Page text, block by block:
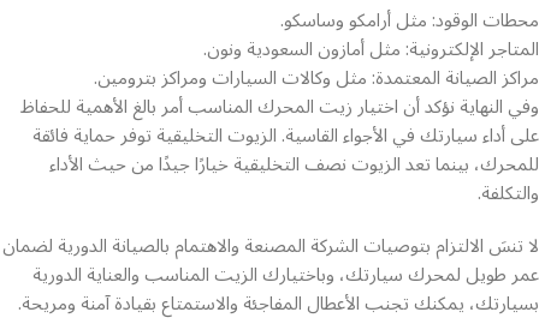
محطات الوقود: مثل أرامكو وساسكو.
المتاجر الإلكترونية: مثل أمازون السعودية ونون.
مراكز الصيانة المعتمدة: مثل وكالات السيارات ومراكز بترومين.
وفي النهاية نؤكد أن اختيار زيت المحرك المناسب أمر بالغ الأهمية للحفاظ
على أداء سيارتك في الأجواء القاسية. الزيوت التخليقية توفر حماية فائقة
للمحرك، بينما تعد الزيوت نصف التخليقية خيارًا جيدًا من حيث الأداء
والتكلفة.
لا تنسَ الالتزام بتوصيات الشركة المصنعة والاهتمام بالصيانة الدورية لضمان
عمر طويل لمحرك سيارتك، وباختيارك الزيت المناسب والعناية الدورية
بسيارتك، يمكنك تجنب الأعطال المفاجئة والاستمتاع بقيادة آمنة ومريحة.